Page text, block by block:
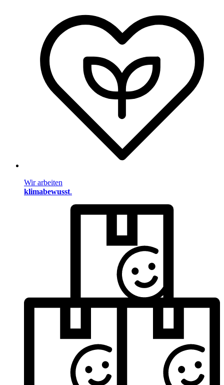
Wir arbeiten
klimabewusst.